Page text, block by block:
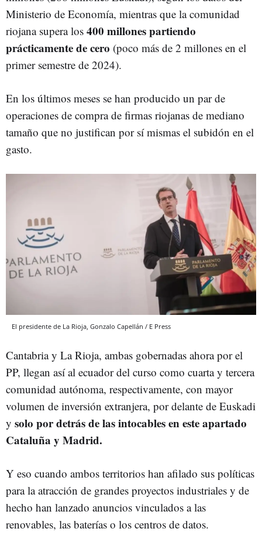
Ministerio de Economía, mientras que la comunidad
riojana supera los 400 millones partiendo
prácticamente de cero (poco más de 2 millones en el
primer semestre de 2024).
En los últimos meses se han producido un par de
operaciones de compra de firmas riojanas de mediano
tamaño que no justifican por sí mismas el subidón en el
gasto.
El presidente de La Rioja, Gonzalo Capellán / E Press
Cantabria y La Rioja, ambas gobernadas ahora por el
PP, llegan así al ecuador del curso como cuarta y tercera
comunidad autónoma, respectivamente, con mayor
volumen de inversión extranjera, por delante de Euskadi
y solo por detrás de las intocables en este apartado
Cataluña y Madrid.
Y eso cuando ambos territorios han afilado sus políticas
para la atracción de grandes proyectos industriales y de
hecho han lanzado anuncios vinculados a las
renovables, las baterías o los centros de datos.